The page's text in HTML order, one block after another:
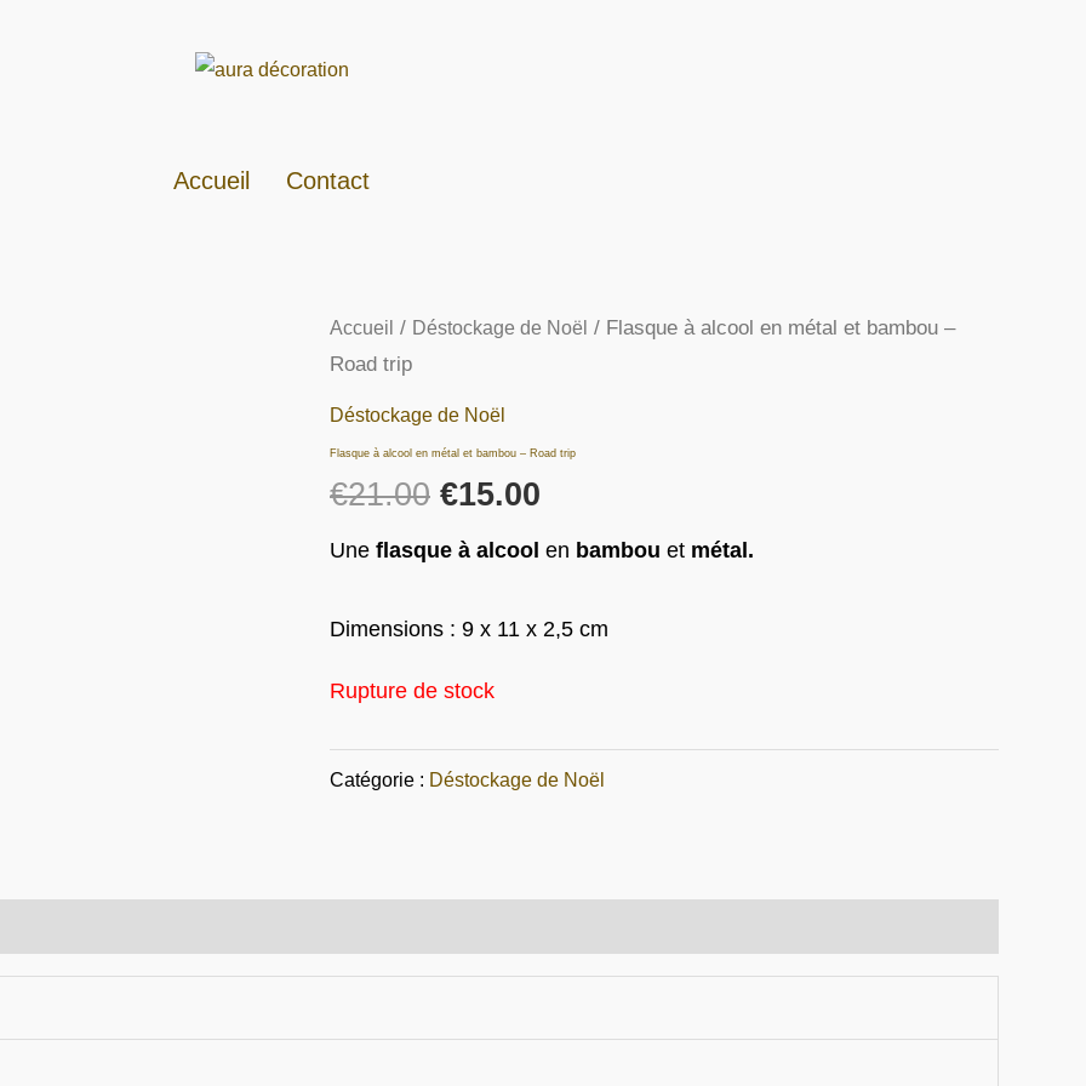
Accueil Contact
Accueil / Déstockage de Noël / Flasque à alcool en métal et bambou –
Road trip
Déstockage de Noël
Flasque à alcool en métal et bambou – Road trip
€21.00
Le
prix
initial
€15.00
Le
actuel
Une flasque à alcool en bambou et métal.
Dimensions : 9 x 11 x 2,5 cm
Rupture de stock
Catégorie : Déstockage de Noël